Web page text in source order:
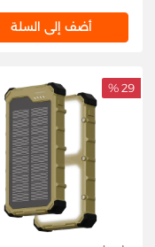
أضف إلى السلة
29 %